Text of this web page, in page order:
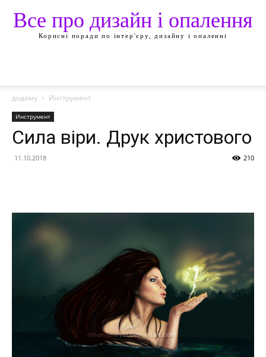
Все про дизайн і опалення
Корисні поради по інтер'єру, дизайну і опаленні
додому Инструмент
Инструмент
Сила віри. Друк христового
11.10.2018 210